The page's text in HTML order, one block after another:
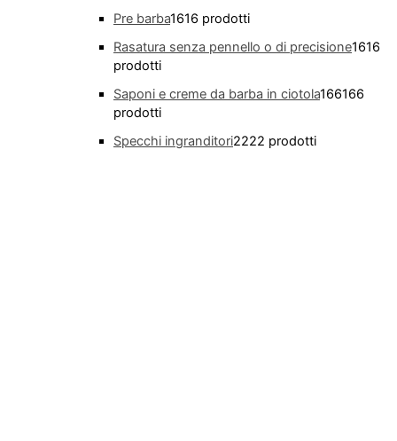
Pre barba1616 prodotti
Rasatura senza pennello o di precisione1616
prodotti
Saponi e creme da barba in ciotola166166
prodotti
Specchi ingranditori2222 prodotti